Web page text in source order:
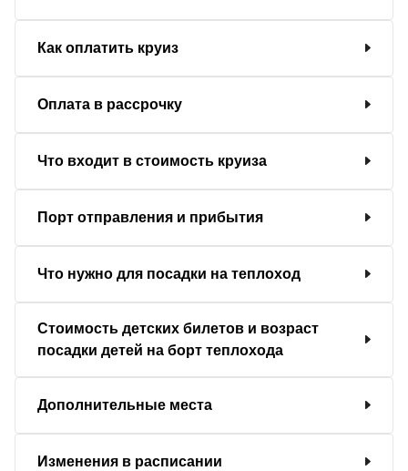
Как оплатить круиз
Оплата в рассрочку
Что входит в стоимость круиза
Порт отправления и прибытия
Что нужно для посадки на теплоход
Стоимость детских билетов и возраст
посадки детей на борт теплохода
Дополнительные места
Изменения в расписании